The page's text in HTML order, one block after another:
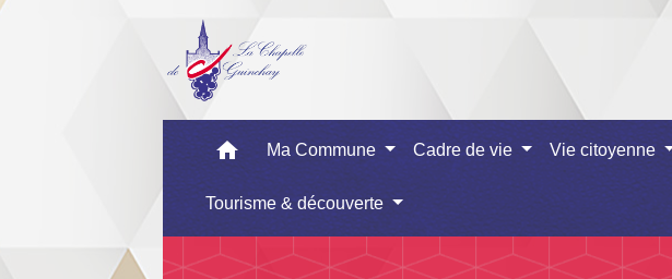
home Ma Commune Cadre de vie Vie citoyenne
Tourisme & découverte